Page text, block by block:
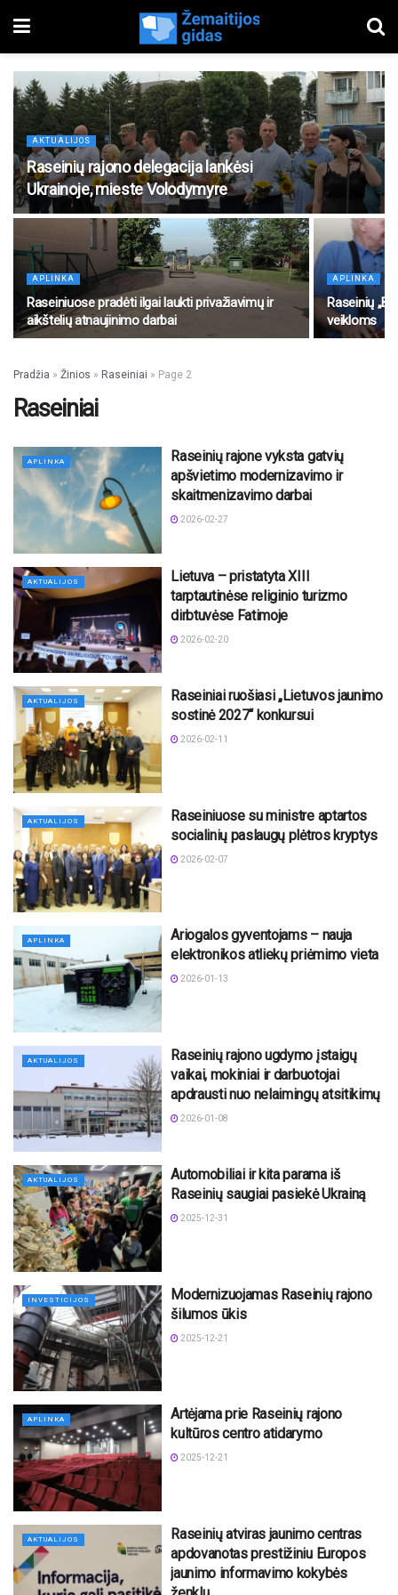
AKTUALIJOS
Raseinių rajono delegacija lankėsi
Ukrainoje, mieste Volodymyre
APLINKA
Raseiniuose pradėti ilgai laukti privažiavimų ir
aikštelių atnaujinimo darbai
APLINKA
Raseinių
veikloms
Pradžia » Žinios » Raseiniai » Page 2
Raseiniai
APLINKA
Raseinių rajone vyksta gatvių
apšvietimo modernizavimo ir
skaitmenizavimo darbai
2026-02-27
AKTUALIJOS
Lietuva – pristatyta XIII
tarptautinėse religinio turizmo
dirbtuvėse Fatimoje
2026-02-20
AKTUALIJOS
Raseiniai ruošiasi „Lietuvos jaunimo
sostinė 2027“ konkursui
2026-02-11
AKTUALIJOS
Raseiniuose su ministre aptartos
socialinių paslaugų plėtros kryptys
2026-02-07
APLINKA
Ariogalos gyventojams – nauja
elektronikos atliekų priėmimo vieta
2026-01-13
AKTUALIJOS
Raseinių rajono ugdymo įstaigų
vaikai, mokiniai ir darbuotojai
apdrausti nuo nelaimingų atsitikimų
2026-01-08
AKTUALIJOS
Automobiliai ir kita parama iš
Raseinių saugiai pasiekė Ukrainą
2025-12-31
INVESTICIJOS
Modernizuojamas Raseinių rajono
šilumos ūkis
2025-12-21
APLINKA
Artėjama prie Raseinių rajono
kultūros centro atidarymo
2025-12-21
AKTUALIJOS
Raseinių atviras jaunimo centras
apdovanotas prestižiniu Europos
jaunimo informavimo kokybės